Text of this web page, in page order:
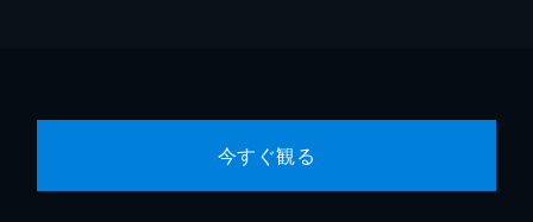
今すぐ観る